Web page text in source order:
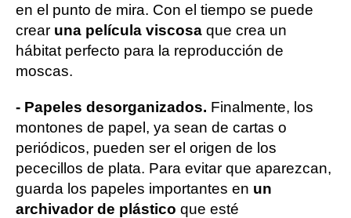
en el punto de mira. Con el tiempo se puede
crear una película viscosa que crea un
hábitat perfecto para la reproducción de
moscas.
- Papeles desorganizados. Finalmente, los
montones de papel, ya sean de cartas o
periódicos, pueden ser el origen de los
pececillos de plata. Para evitar que aparezcan,
guarda los papeles importantes en un
archivador de plástico que esté